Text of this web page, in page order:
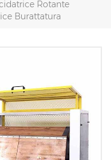
Rotante
Burattatura